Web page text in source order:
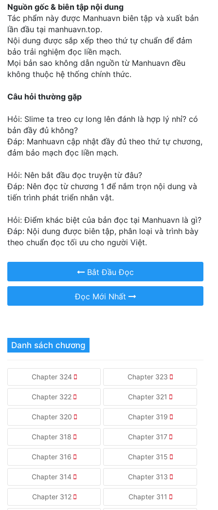
Tin
Tức
Tải
App
Nguồn gốc & biên tập nội dung
Tác phẩm này được Manhuavn biên tập và xuất bản
lần đầu tại manhuavn.top.
Nội dung được sắp xếp theo thứ tự chuẩn để đảm
bảo trải nghiệm đọc liền mạch.
Mọi bản sao không dẫn nguồn từ Manhuavn đều
không thuộc hệ thống chính thức.
Câu hỏi thường gặp
Hỏi: Slime ta treo cự long lên đánh là hợp lý nhỉ? có
bản đầy đủ không?
Đáp: Manhuavn cập nhật đầy đủ theo thứ tự chương,
đảm bảo mạch đọc liền mạch.
Hỏi: Nên bắt đầu đọc truyện từ đâu?
Đáp: Nên đọc từ chương 1 để nắm trọn nội dung và
tiến trình phát triển nhân vật.
Hỏi: Điểm khác biệt của bản đọc tại Manhuavn là gì?
Đáp: Nội dung được biên tập, phân loại và trình bày
theo chuẩn đọc tối ưu cho người Việt.
Bắt Đầu Đọc
Đọc Mới Nhất
Danh sách chương
Chapter 324 Chapter 323
Chapter 322 Chapter 321
Chapter 320 Chapter 319
Chapter 318 Chapter 317
Chapter 316 Chapter 315
Chapter 314 Chapter 313
Chapter 312 Chapter 311